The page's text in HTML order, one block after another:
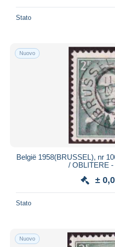
Stato
Nuovo
België 1958(BRUSSEL), nr
/ OBLITERE
±
Stato
Nuovo